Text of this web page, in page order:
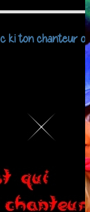
c ki ton chanteur